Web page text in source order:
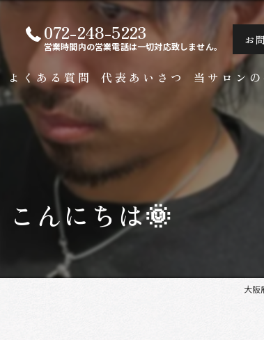
072-248-5223
営業時間内の営業電話は一切対応致しません。 お
よくある質問 代表あいさつ 当サロン
白髪染め
メンズ
カラー
こんにちは🌞
大阪